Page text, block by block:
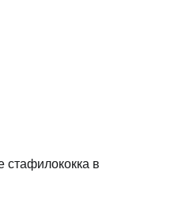
стафилококка в